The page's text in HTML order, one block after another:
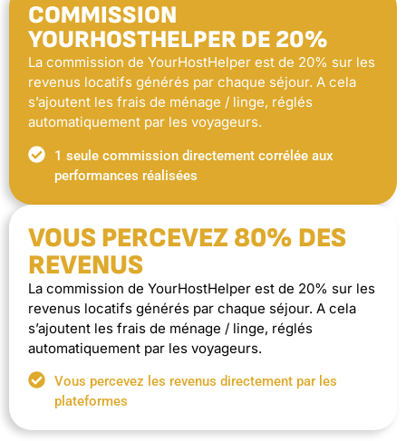
COMMISSION
YOURHOSTHELPER DE 20%
La commission de YourHostHelper est de 20% sur les
revenus locatifs générés par chaque séjour. A cela
s’ajoutent les frais de ménage / linge, réglés
automatiquement par les voyageurs.
1 seule commission directement corrélée aux
performances réalisées
VOUS PERCEVEZ 80% DES
REVENUS
La commission de YourHostHelper est de 20% sur les
revenus locatifs générés par chaque séjour. A cela
s’ajoutent les frais de ménage / linge, réglés
automatiquement par les voyageurs.
Vous percevez les revenus directement par les
plateformes